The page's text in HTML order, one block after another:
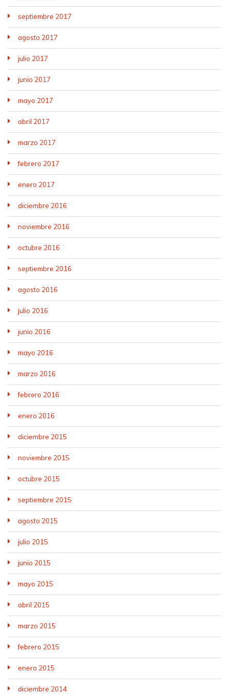
septiembre 2017
agosto 2017
julio 2017
junio 2017
mayo 2017
abril 2017
marzo 2017
febrero 2017
enero 2017
diciembre 2016
noviembre 2016
octubre 2016
septiembre 2016
agosto 2016
julio 2016
junio 2016
mayo 2016
marzo 2016
febrero 2016
enero 2016
diciembre 2015
noviembre 2015
octubre 2015
septiembre 2015
agosto 2015
julio 2015
junio 2015
mayo 2015
abril 2015
marzo 2015
febrero 2015
enero 2015
diciembre 2014